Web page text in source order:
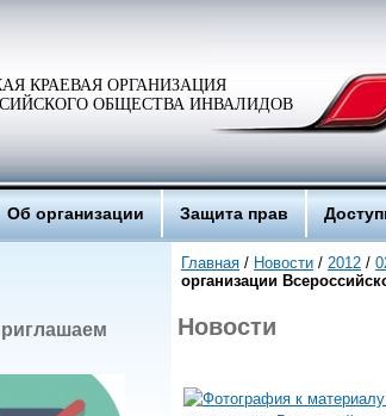
КРАЕВАЯ ОРГАНИЗАЦИЯ
ОБЩЕСТВА ИНВАЛИДОВ
Об организации Защита прав
Главная / Новости / 2012 /
организации
Новости